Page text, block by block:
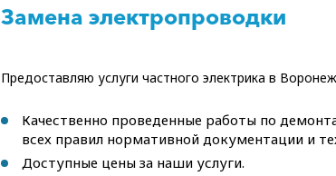
Замена электропроводки
Предоставляю услуги частного электрика в
Качественно проведенные работы по
всех правил нормативной документации и
Доступные цены за наши услуги.